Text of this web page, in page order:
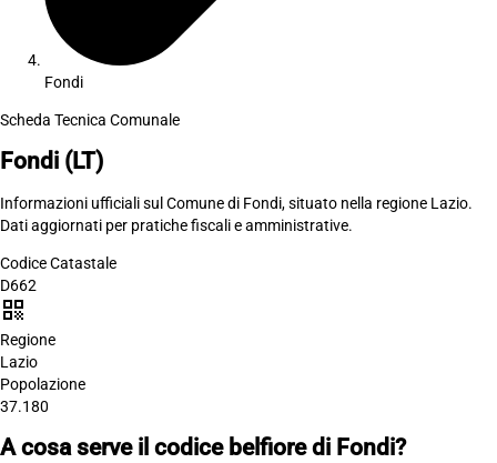
Fondi
Scheda Tecnica Comunale
Fondi (LT)
Informazioni ufficiali sul Comune di Fondi, situato nella regione Lazio.
Dati aggiornati per pratiche fiscali e amministrative.
Codice Catastale
D662
qr_code
Regione
Lazio
Popolazione
37.180
A cosa serve il codice belfiore di Fondi?